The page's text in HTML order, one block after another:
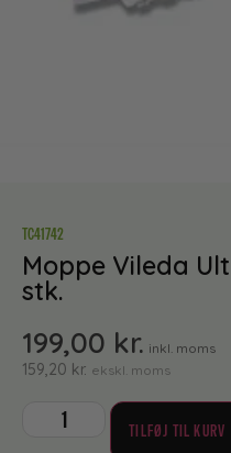
TC41742
Moppe Vileda
stk.
199,00 kr. inkl. moms
159,20 kr. ekskl. moms
TILFØJ TIL KURV